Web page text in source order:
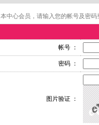
中心会员，请输入您的帐号及密
帐号 ：
密码 ：
图片验证 ：